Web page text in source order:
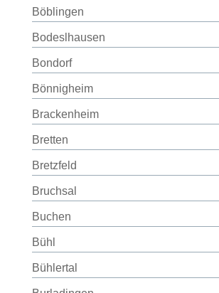
Böblingen
Bodeslhausen
Bondorf
Bönnigheim
Brackenheim
Bretten
Bretzfeld
Bruchsal
Buchen
Bühl
Bühlertal